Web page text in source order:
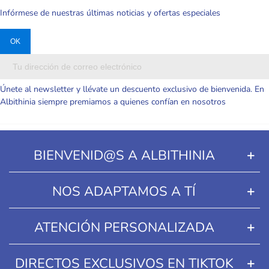
Infórmese de nuestras últimas noticias y ofertas especiales
Únete al newsletter y llévate un descuento exclusivo de bienvenida. En
Albithinia siempre premiamos a quienes confían en nosotros
BIENVENID@S A ALBITHINIA
NOS ADAPTAMOS A TÍ
ATENCIÓN PERSONALIZADA
DIRECTOS EXCLUSIVOS EN TIKTOK